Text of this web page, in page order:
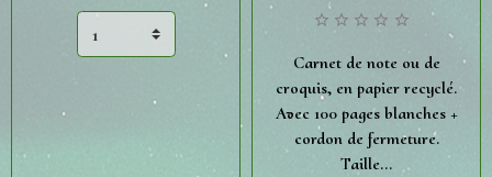
Carnet de note ou de
croquis, en papier recyclé.
Avec 100 pages blanches +
cordon de fermeture.
Taille...